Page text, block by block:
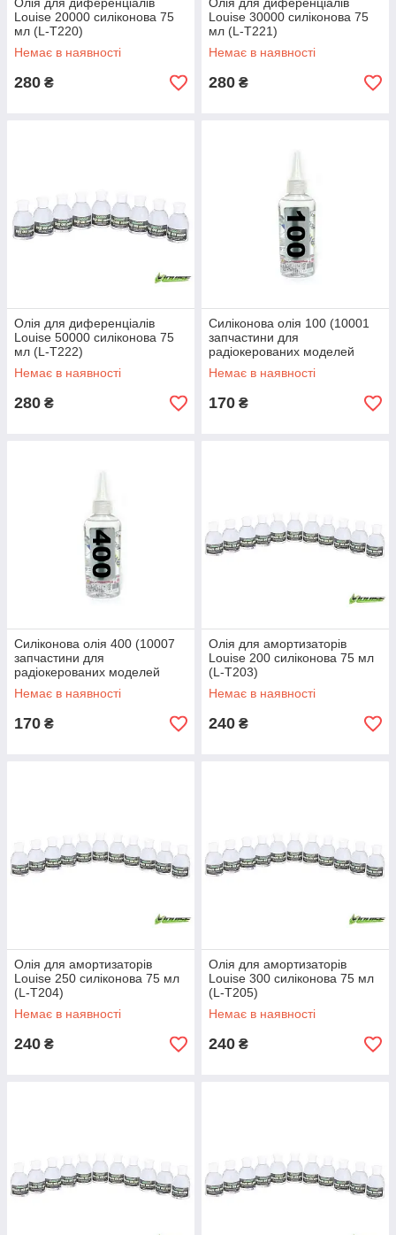
Louise 20000 силіконова 75
мл (L-T220)
Немає в наявності
280 ₴
Louise 30000 силіконова 75
мл (L-T221)
Немає в наявності
280 ₴
Олія для диференціалів
Louise 50000 силіконова 75
мл (L-T222)
Немає в наявності
280 ₴
Силіконова олія 100 (10001
запчастини для
радіокерованих моделей
Himoto)
Немає в наявності
170 ₴
Силіконова олія 400 (10007
запчастини для
радіокерованих моделей
Himoto)
Немає в наявності
170 ₴
Олія для амортизаторів
Louise 200 силіконова 75 мл
(L-T203)
Немає в наявності
240 ₴
Олія для амортизаторів
Louise 250 силіконова 75 мл
(L-T204)
Немає в наявності
240 ₴
Олія для амортизаторів
Louise 300 силіконова 75 мл
(L-T205)
Немає в наявності
240 ₴